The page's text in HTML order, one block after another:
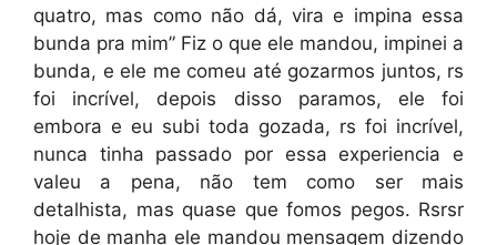
quatro, mas como não dá, vira e impina essa
bunda pra mim” Fiz o que ele mandou, impinei a
bunda, e ele me comeu até gozarmos juntos, rs
foi incrível, depois disso paramos, ele foi
embora e eu subi toda gozada, rs foi incrível,
nunca tinha passado por essa experiencia e
valeu a pena, não tem como ser mais
detalhista, mas quase que fomos pegos. Rsrsr
hoje de manha ele mandou mensagem dizendo